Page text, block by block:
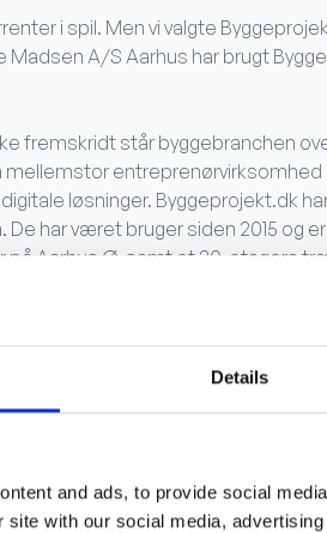
Details
and ads, to provide social
site with our social media,
i spil. Men vi valgte
A/S Aarhus har brugt
fremskridt står byggebranchen
mellemstor
løsninger. Byggeprojekt.dk
har været bruger siden 2015 og
på Aarhus Ø, samt et 20-etagers
meget brugervenligt, og jeg er
bliver ikke stillet spørgsmål hos
er ret simpel at bruge."
giver ro i
har transformeret